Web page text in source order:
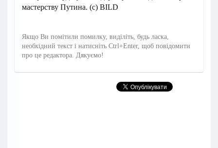
мастерству Путина. (с) BILD
Якщо Ви помітили помилку, виділіть, будь ласка,
необхідний текст і натисніть Ctrl+Enter, щоб повідомити
про це редактора. Дякуємо!